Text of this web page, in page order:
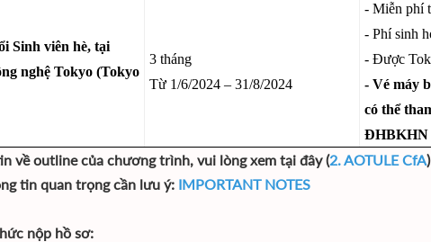
Sinh viên hè, tại
nghệ Tokyo (Tokyo
3 tháng
Từ 1/6/2024 – 31/8/2024
- Miễn phí
- Phí sinh
- Được
- Vé máy
có thể
ĐHBKHN
về outline của chương trình, vui lòng xem tại đây (2. AOTULE CfA)
tin quan trọng cần lưu ý: IMPORTANT NOTES
nộp hồ sơ: